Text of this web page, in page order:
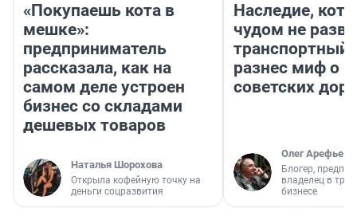
«Покупаешь кота в
мешке»:
предприниматель
рассказала, как на
самом деле устроен
бизнес со складами
дешевых товаров
Наталья Шорохова
Открыла кофейную точку на
деньги соцразвития
Наследие,
чудом не
транспортный
разнес миф о
советских
Олег Арефьев
Блогер,
владелец в
бизнесе